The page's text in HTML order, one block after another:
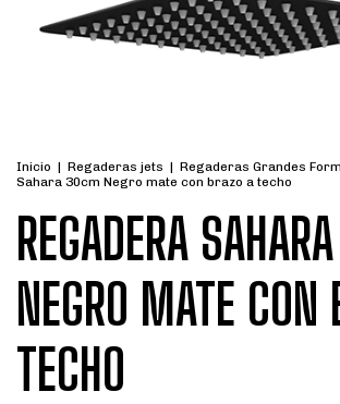
Inicio | Regaderas jets | Regaderas Grandes
Sahara 30cm Negro mate con brazo a techo
REGADERA
NEGRO MATE CON
TECHO